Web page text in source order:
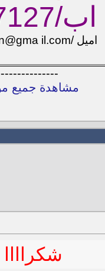
اميل /ragabawesshassen@gma il.com
مشاهدة جميع
شكراااا